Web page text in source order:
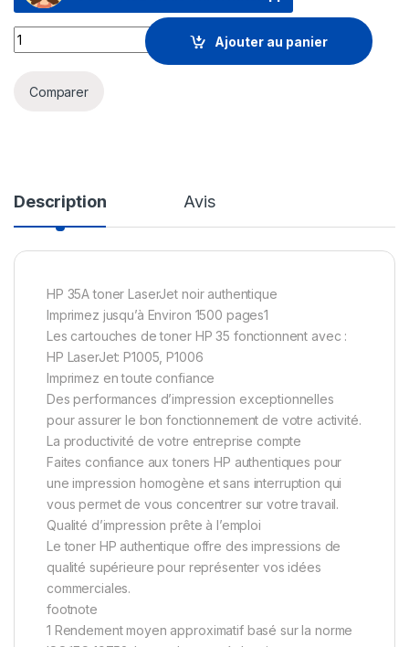
HP 35A Noir (CB435A) - Toner HP LaserJet d'origine quantity
Ajouter au panier
Comparer
Description Avis
HP 35A toner LaserJet noir authentique
Imprimez jusqu’à Environ 1500 pages1
Les cartouches de toner HP 35 fonctionnent avec :
HP LaserJet: P1005, P1006
Imprimez en toute confiance
Des performances d’impression exceptionnelles
pour assurer le bon fonctionnement de votre activité.
La productivité de votre entreprise compte
Faites confiance aux toners HP authentiques pour
une impression homogène et sans interruption qui
vous permet de vous concentrer sur votre travail.
Qualité d’impression prête à l’emploi
Le toner HP authentique offre des impressions de
qualité supérieure pour représenter vos idées
commerciales.
footnote
1 Rendement moyen approximatif basé sur la norme